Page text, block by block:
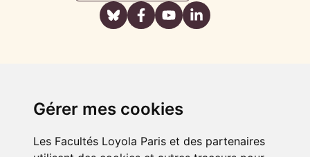
Gérer mes cookies
Les Facultés Loyola Paris et des partenaires